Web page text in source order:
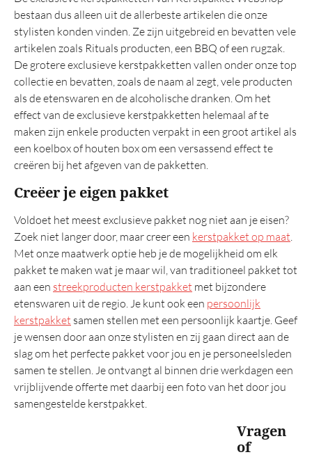
TOP 20
Belastingregels
bestaan dus alleen uit de allerbeste artikelen die onze
stylisten konden vinden. Ze zijn uitgebreid en bevatten vele
artikelen zoals Rituals producten, een BBQ of een rugzak.
De grotere exclusieve kerstpakketten vallen onder onze top
collectie en bevatten, zoals de naam al zegt, vele producten
als de etenswaren en de alcoholische dranken. Om het
effect van de exclusieve kerstpakketten helemaal af te
maken zijn enkele producten verpakt in een groot artikel als
een koelbox of houten box om een versassend effect te
creëren bij het afgeven van de pakketten.
Creëer je eigen pakket
Voldoet het meest exclusieve pakket nog niet aan je eisen?
Zoek niet langer door, maar creer een kerstpakket op maat.
Met onze maatwerk optie heb je de mogelijkheid om elk
pakket te maken wat je maar wil, van traditioneel pakket tot
aan een streekproducten kerstpakket met bijzondere
etenswaren uit de regio. Je kunt ook een persoonlijk
kerstpakket samen stellen met een persoonlijk kaartje. Geef
je wensen door aan onze stylisten en zij gaan direct aan de
slag om het perfecte pakket voor jou en je personeelsleden
samen te stellen. Je ontvangt al binnen drie werkdagen een
vrijblijvende offerte met daarbij een foto van het door jou
samengestelde kerstpakket.
Vragen
of